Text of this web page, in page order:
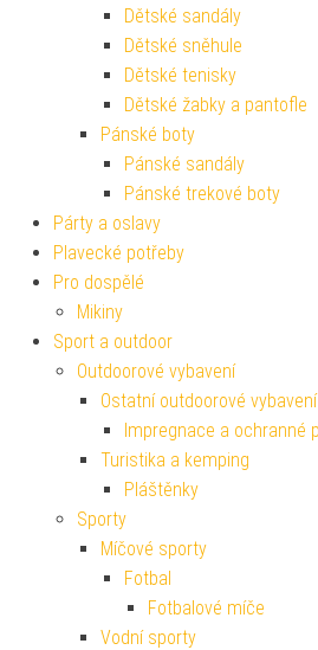
Dětské sandály
Dětské sněhule
Dětské tenisky
Dětské žabky a pantofle
Pánské boty
Pánské sandály
Pánské trekové boty
Párty a oslavy
Plavecké potřeby
Pro dospělé
Mikiny
Sport a outdoor
Outdoorové vybavení
Ostatní outdoorové vybavení
Impregnace a ochranné
Turistika a kemping
Pláštěnky
Sporty
Míčové sporty
Fotbal
Fotbalové míče
Vodní sporty